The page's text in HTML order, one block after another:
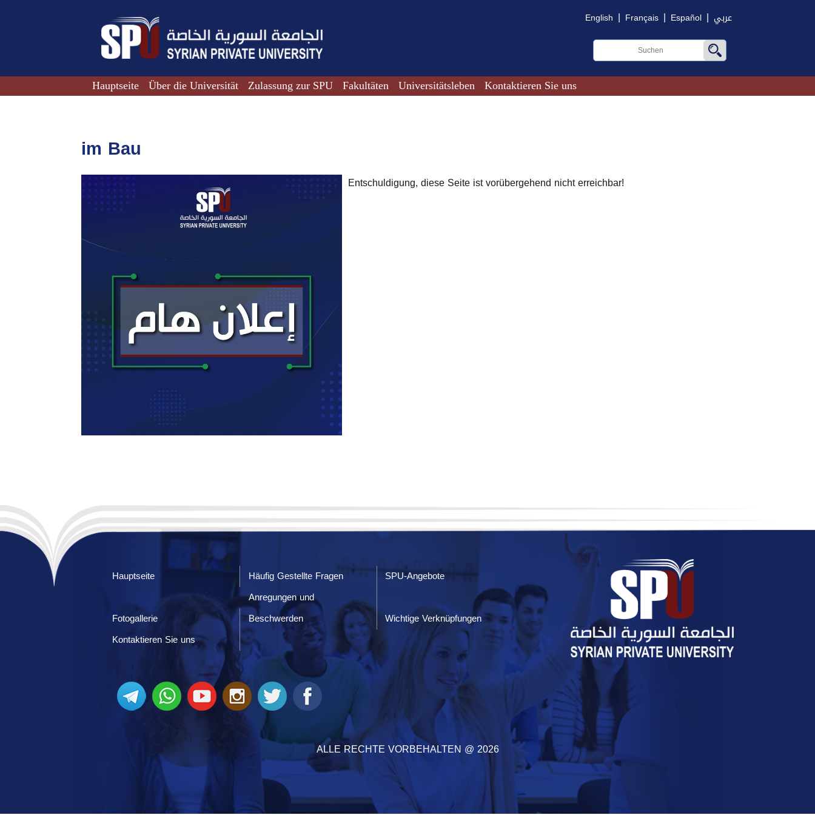
English | Français | Español | عربي
Hauptseite Über die Universität Zulassung zur SPU Fakultäten Universitätsleben Kontaktieren Sie uns
im Bau
Entschuldigung, diese Seite ist vorübergehend nicht erreichbar!
Hauptseite Häufig Gestellte Fragen SPU-Angebote
Fotogallerie
Anregungen und
Beschwerden
Wichtige Verknüpfungen
Kontaktieren Sie uns
ALLE RECHTE VORBEHALTEN @ 2026